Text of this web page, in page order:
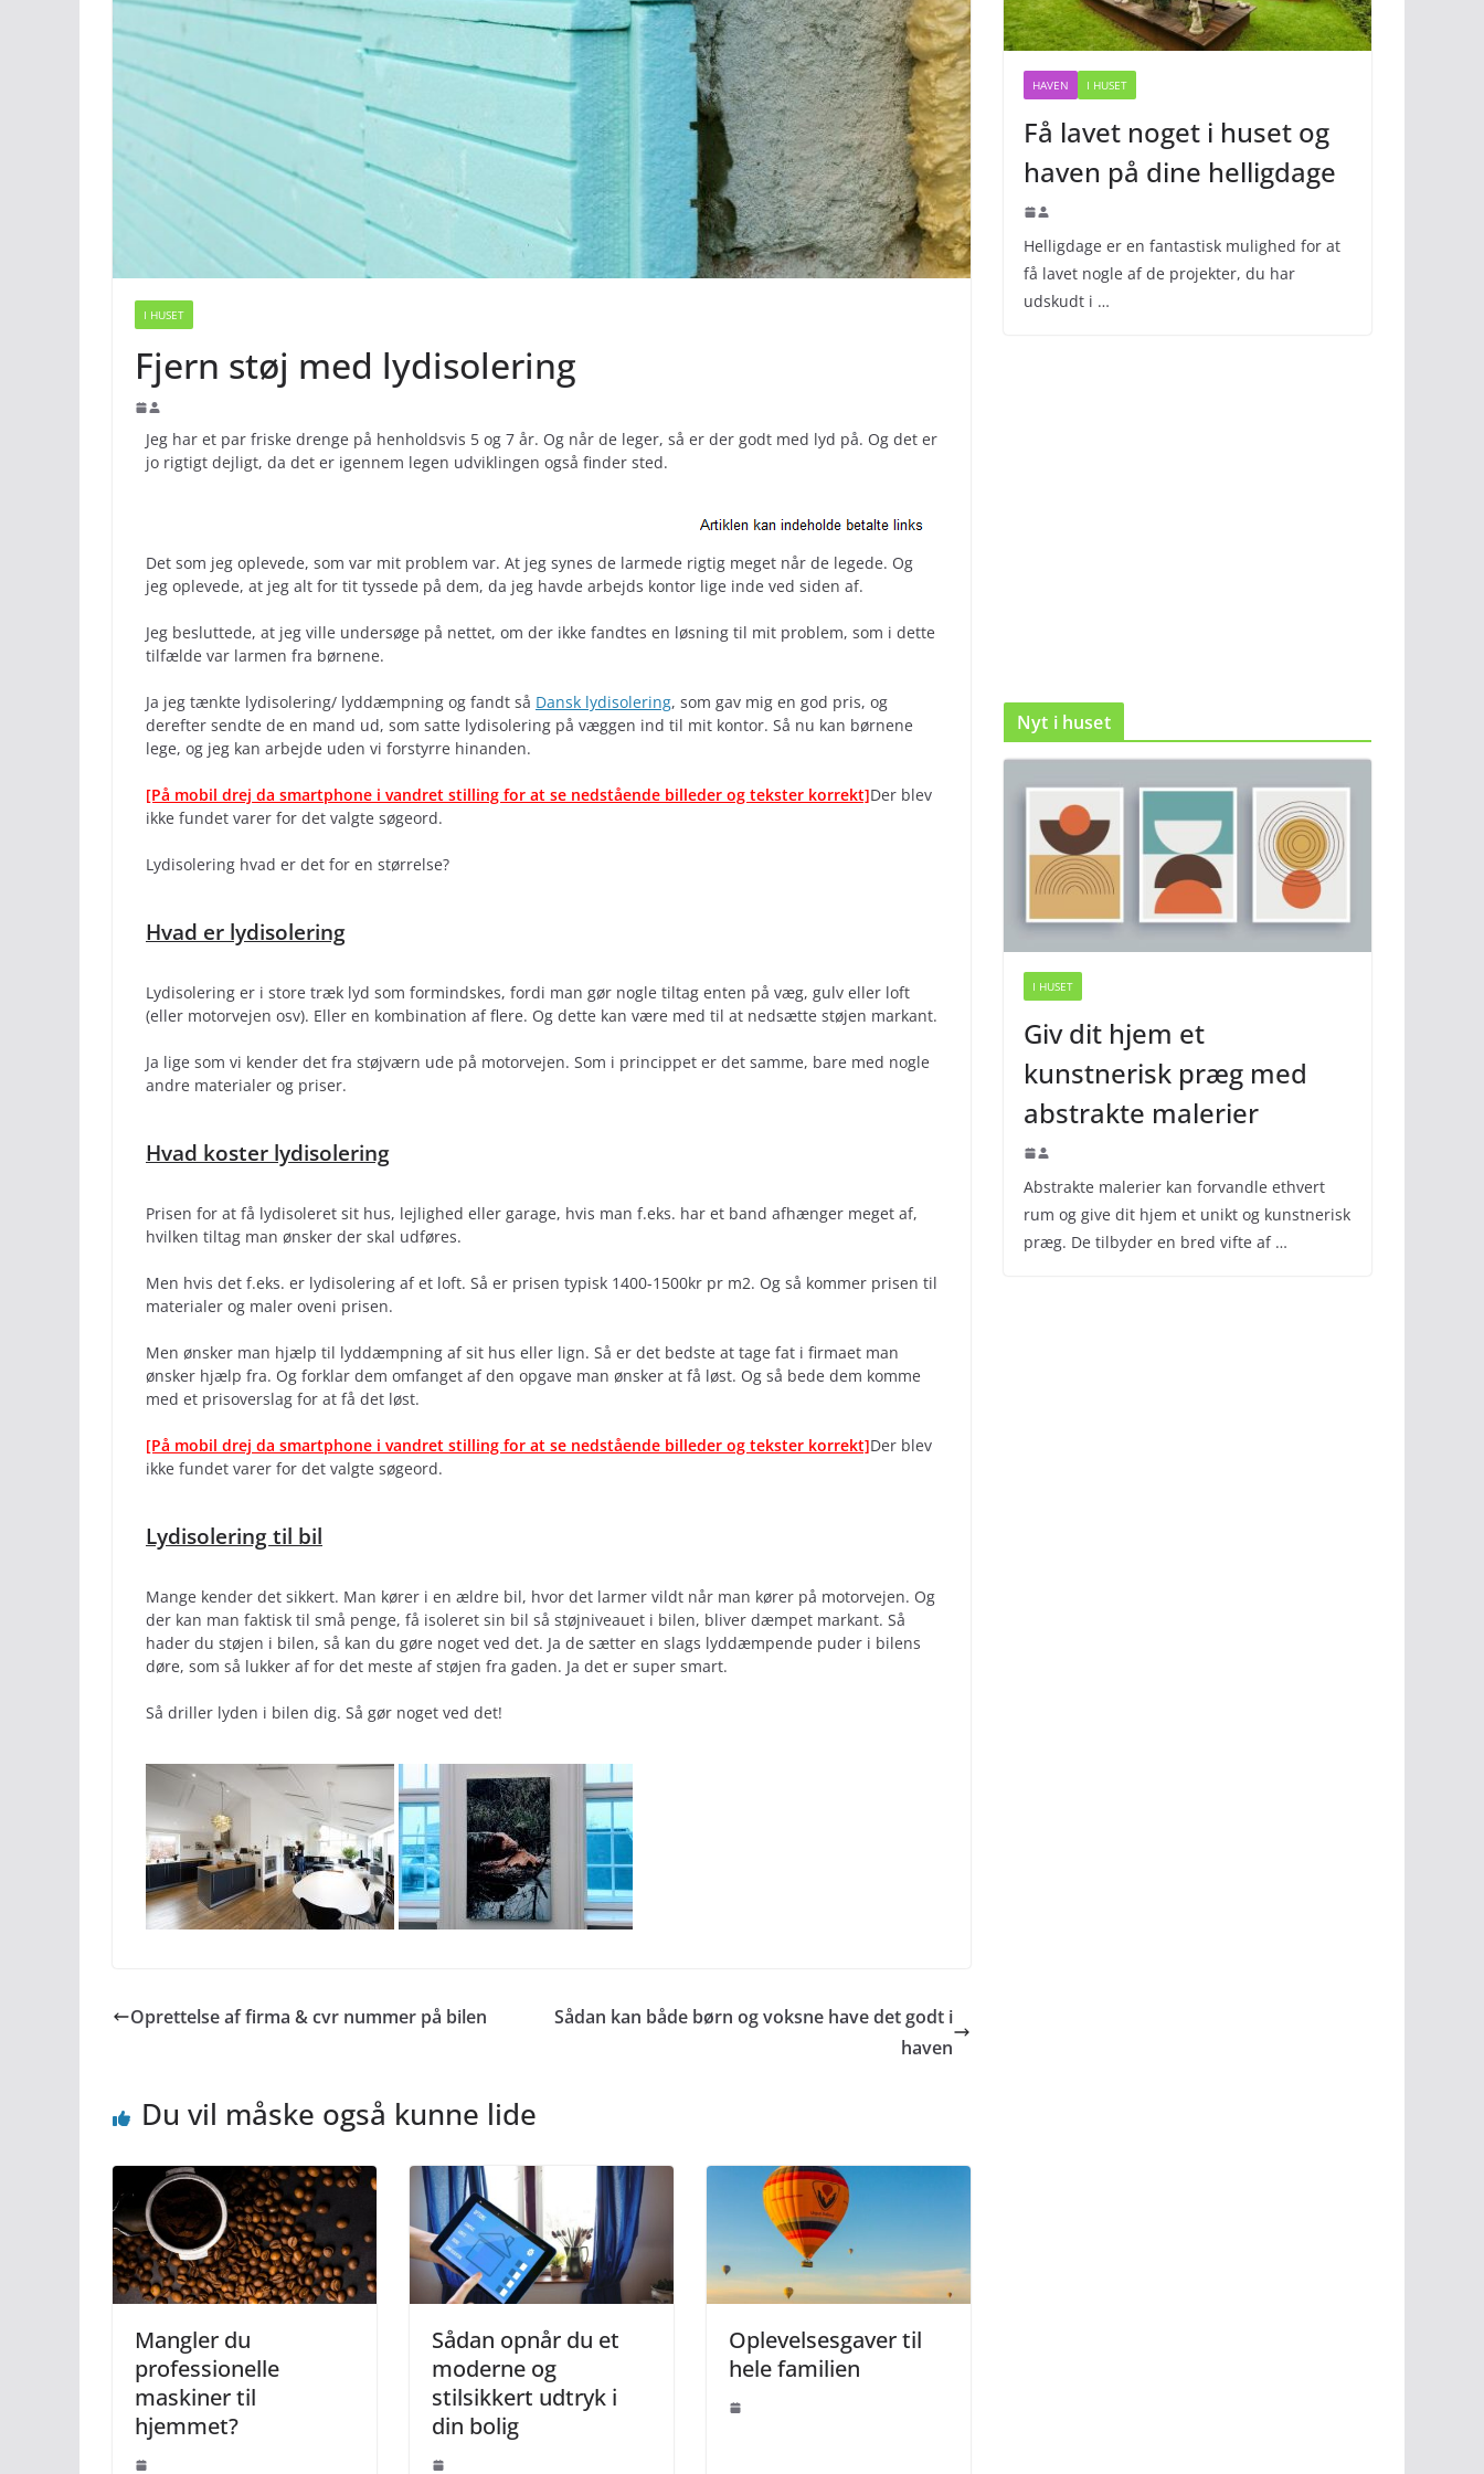
I HUSET
Fjern støj med lydisolering
Jeg har et par friske drenge på henholdsvis 5 og 7 år. Og når de leger, så er der godt med lyd på. Og det er
jo rigtigt dejligt, da det er igennem legen udviklingen også finder sted.
Det som jeg oplevede, som var mit problem var. At jeg synes de larmede rigtig meget når de legede. Og
jeg oplevede, at jeg alt for tit tyssede på dem, da jeg havde arbejds kontor lige inde ved siden af.
Jeg besluttede, at jeg ville undersøge på nettet, om der ikke fandtes en løsning til mit problem, som i dette
tilfælde var larmen fra børnene.
Ja jeg tænkte lydisolering/ lyddæmpning og fandt så Dansk lydisolering, som gav mig en god pris, og
derefter sendte de en mand ud, som satte lydisolering på væggen ind til mit kontor. Så nu kan børnene
lege, og jeg kan arbejde uden vi forstyrre hinanden.
[På mobil drej da smartphone i vandret stilling for at se nedstående billeder og tekster korrekt]Der blev
ikke fundet varer for det valgte søgeord.
Lydisolering hvad er det for en størrelse?
Hvad er lydisolering
Lydisolering er i store træk lyd som formindskes, fordi man gør nogle tiltag enten på væg, gulv eller loft
(eller motorvejen osv). Eller en kombination af flere. Og dette kan være med til at nedsætte støjen markant.
Ja lige som vi kender det fra støjværn ude på motorvejen. Som i princippet er det samme, bare med nogle
andre materialer og priser.
Hvad koster lydisolering
Prisen for at få lydisoleret sit hus, lejlighed eller garage, hvis man f.eks. har et band afhænger meget af,
hvilken tiltag man ønsker der skal udføres.
Men hvis det f.eks. er lydisolering af et loft. Så er prisen typisk 1400-1500kr pr m2. Og så kommer prisen til
materialer og maler oveni prisen.
Men ønsker man hjælp til lyddæmpning af sit hus eller lign. Så er det bedste at tage fat i firmaet man
ønsker hjælp fra. Og forklar dem omfanget af den opgave man ønsker at få løst. Og så bede dem komme
med et prisoverslag for at få det løst.
[På mobil drej da smartphone i vandret stilling for at se nedstående billeder og tekster korrekt]Der blev
ikke fundet varer for det valgte søgeord.
Lydisolering til bil
Mange kender det sikkert. Man kører i en ældre bil, hvor det larmer vildt når man kører på motorvejen. Og
der kan man faktisk til små penge, få isoleret sin bil så støjniveauet i bilen, bliver dæmpet markant. Så
hader du støjen i bilen, så kan du gøre noget ved det. Ja de sætter en slags lyddæmpende puder i bilens
døre, som så lukker af for det meste af støjen fra gaden. Ja det er super smart.
Så driller lyden i bilen dig. Så gør noget ved det!
Oprettelse af firma & cvr nummer på bilen
Sådan kan både børn og voksne have det godt i
haven
Du vil måske også kunne lide
Mangler du
professionelle
maskiner til
hjemmet?
Sådan opnår du et
moderne og
stilsikkert udtryk i
din bolig
Oplevelsesgaver til
hele familien
HAVEN I HUSET
Få lavet noget i huset og
haven på dine helligdage
Helligdage er en fantastisk mulighed for at
få lavet nogle af de projekter, du har
udskudt i …
Nyt i huset
I HUSET
Giv dit hjem et
kunstnerisk præg med
abstrakte malerier
Abstrakte malerier kan forvandle ethvert
rum og give dit hjem et unikt og kunstnerisk
præg. De tilbyder en bred vifte af …